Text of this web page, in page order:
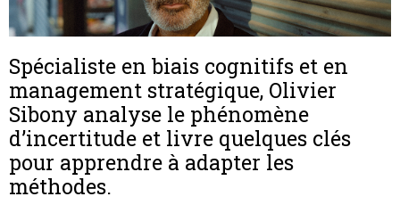
Spécialiste en biais cognitifs et en
management stratégique, Olivier
Sibony analyse le phénomène
d’incertitude et livre quelques clés
pour apprendre à adapter les
méthodes.